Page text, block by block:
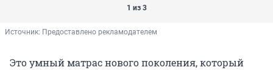
1 из 3
Источник: Предоставлено рекламодателем
Это умный матрас нового поколения, который